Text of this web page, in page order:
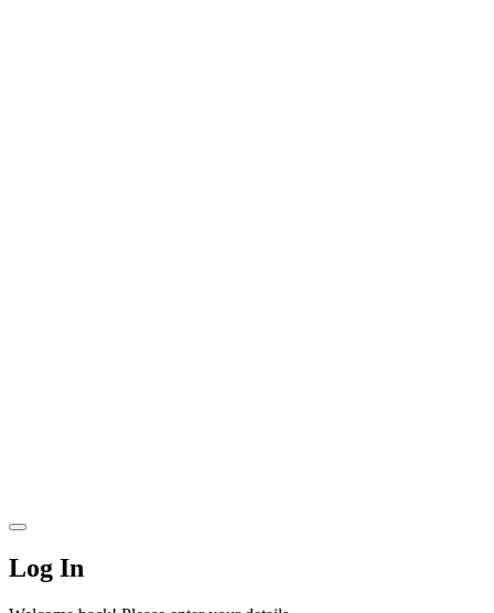
Log In